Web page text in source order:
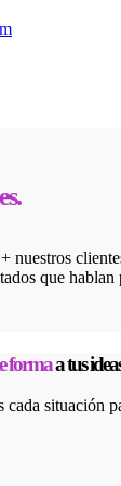
+ nuestros
que hablan
formaa tus
cada situación